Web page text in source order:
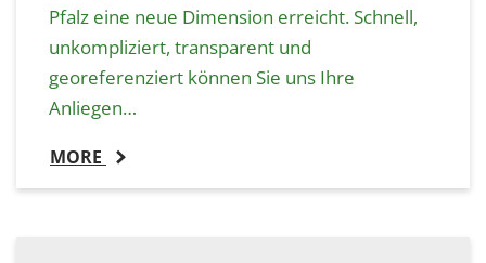
Pfalz eine neue Dimension erreicht. Schnell,
unkompliziert, transparent und
georeferenziert können Sie uns Ihre
Anliegen…
MORE